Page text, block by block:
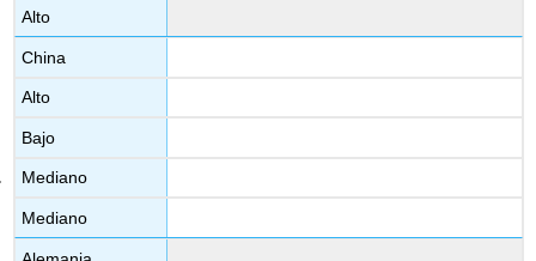
Alto
China
Alto
Bajo
Mediano
Mediano